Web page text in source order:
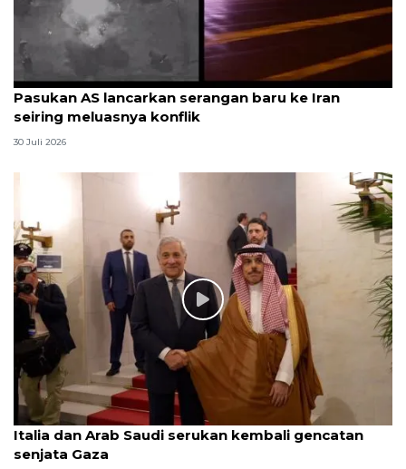
Pasukan AS lancarkan serangan baru ke Iran
seiring meluasnya konflik
30 Juli 2026
Italia dan Arab Saudi serukan kembali gencatan
senjata Gaza